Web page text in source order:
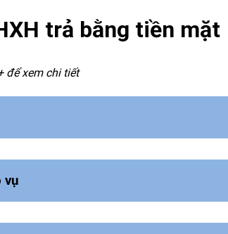
trả bằng tiền mặt
để xem chi tiết
vụ